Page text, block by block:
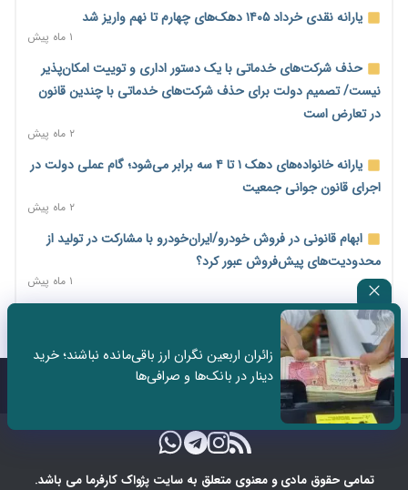
اختیارات جدید گمرکات برای تمدید ورود موقت کالا و خودرو تا
پایان شهریور ابلاغ شد
۲ روز پیش
مرحله سیزدهم کالابرگ در سایه تورم؛ قدرت خرید یارانه یک‌میلیونی
۱۴ مرداد؛ اولین «روز ملی کارفرما» در تقویم رسمی ایران/«روز ملی
کارفرما» چگونه به تقویم رسمی کشور رسید؟
۲ روز پیش
سکه در یک قدمی ۱۸۵ میلیون تومان
۳ روز پیش
تشکل‌ها در مسیر ارتقای تاب‌آوری اعضا برنامه‌ریزی کنند
ساماندهی نیروهای شرکتی نباید قربانی ملاحظات انتخاباتی شود/
برخی نمایندگان به دنبال حذف شرکت‌هایی که وجود ندارند!
یارانه نقدی خرداد ۱۴۰۵ دهک‌های چهارم تا نهم واریز شد
۱ ماه پیش
حذف شرکت‌های خدماتی با یک دستور اداری و توییت امکان‌پذیر
نیست/ تصمیم دولت برای حذف شرکت‌های خدماتی با چندین قانون
در تعارض است
۲ ماه پیش
یارانه خانواده‌های دهک ۱ تا ۴ سه برابر می‌شود؛ گام عملی دولت در
اجرای قانون جوانی جمعیت
۲ ماه پیش
ابهام قانونی در فروش خودرو/ایران‌خودرو با مشارکت در تولید از
محدودیت‌های پیش‌فروش عبور کرد؟
۱ ماه پیش
سه نماد جدید اخزا در فرابورس پذیرش شد
ثبت نادرست عنوان شغلی، کارگر و کارفرما را با جریمه و شکایت
روبه‌رو می‌کند
زائران اربعین نگران ارز باقی‌مانده نباشند؛ خرید
دینار در بانک‌ها و صرافی‌ها
تمامی حقوق مادی و معنوی متعلق به سایت پژواک کارفرما می باشد.